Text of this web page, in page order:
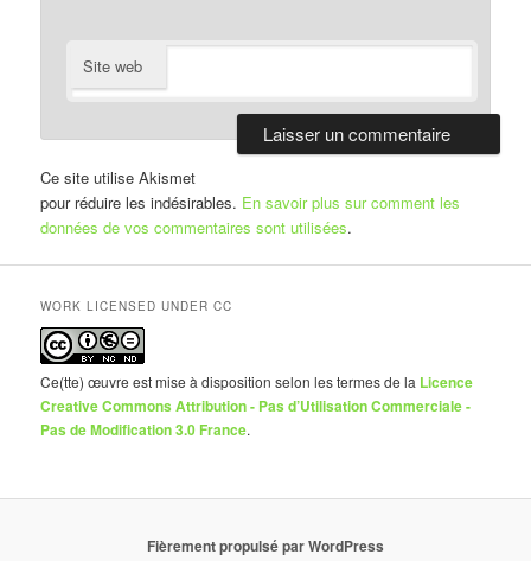
Site web
Ce site utilise Akismet
pour réduire les indésirables. En savoir plus sur comment les
données de vos commentaires sont utilisées.
WORK LICENSED UNDER CC
Ce(tte) œuvre est mise à disposition selon les termes de la Licence
Creative Commons Attribution - Pas d’Utilisation Commerciale -
Pas de Modification 3.0 France.
Fièrement propulsé par WordPress